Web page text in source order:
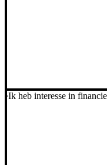
Ik heb interesse in